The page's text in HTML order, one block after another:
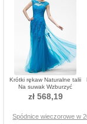
Krótki rękaw Naturalne talii
Na suwak Wzburzyć
Sukienka wieczorowe
zł 568,19
Spódnice wieczorowe w